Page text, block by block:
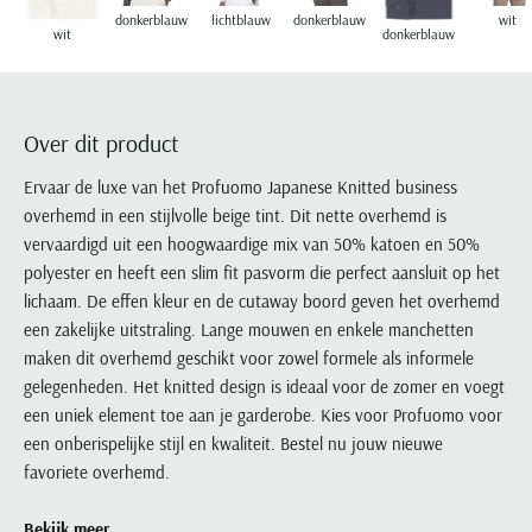
Portofino
State of Art
Tommy Hilfiger
Vanguard
Xacus
Populaire kleuren
Wit overhemd heren
Zwart overhemd heren
Blauw overhemd heren
Groen overhemd heren
PME Legend
Profuomo
Superdry
Tommy Hilfiger
Vanguard
Grote maten
Grote maten poloshirts
Grote maten herenmode
Populaire kleuren
Polo Ralph Lauren
Profuomo
Superdry
Thomas Maine
Tommy Hilfiger
Vanguard
William Lockie
Populaire materialen
Katoenen trui
Merino wol trui
Pierre Cardin
Portofino
Tommy Hilfiger
Tramarossa
Vanguard
Deals
2e broek voor de helft
Populaire merk lijnen
Meyer Chicago
PME Legend
State of Art
Superdry
Tenson
Tommy Hilfiger
UBR
Vanguard
Wellington of Billmore
Grote maten
Grote maten jassen
Tussenjassen
New Zealand
Polo Ralph Lauren
PME Legend
Profuomo
R2
State of Art
Superdry
Tenson
Tommy Hilfiger
Tramarossa
Vanguard
Lacoste
Mac
Maerz
Magnanni
Mason's
Mc Alson
Meyer
New Zealand
North 84
wit
donkerblauw lichtblauw donkerblauw
donkerblauw
wit
Over dit product
Ervaar de luxe van het Profuomo Japanese Knitted business
overhemd in een stijlvolle beige tint. Dit nette overhemd is
vervaardigd uit een hoogwaardige mix van 50% katoen en 50%
polyester en heeft een slim fit pasvorm die perfect aansluit op het
lichaam. De effen kleur en de cutaway boord geven het overhemd
een zakelijke uitstraling. Lange mouwen en enkele manchetten
maken dit overhemd geschikt voor zowel formele als informele
gelegenheden. Het knitted design is ideaal voor de zomer en voegt
een uniek element toe aan je garderobe. Kies voor Profuomo voor
een onberispelijke stijl en kwaliteit. Bestel nu jouw nieuwe
favoriete overhemd.